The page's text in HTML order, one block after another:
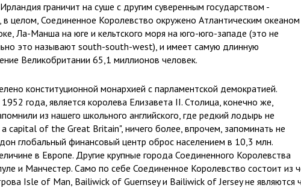
граничит на суше с другим суверенным государством -
в целом, Соединенное Королевство окружено Атлантическим океаном
Ла-Манша на юге и кельтского моря на юго-юго-западе (это не
это называют south-south-west), и имеет самую длинную
Великобритании 65,1 миллионов человек.
конституционной монархией с парламентской демократией.
года, является королева Елизавета II. Столица, конечно же,
из нашего школьного английского, где редкий лодырь не
capital of the Great Britain", ничего более, впрочем, запоминать не
глобальный финансовый центр оброс населением в 10,3 млн.
в Европе. Другие крупные города Соединенного Королевства
и Манчестер. Само по себе Соединенное Королевство состоит из
Isle of Man, Bailiwick of Guernsey и Bailiwick of Jersey не являются